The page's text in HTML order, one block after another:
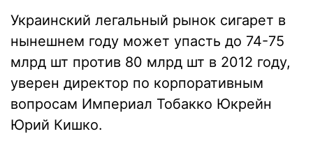
Украинский легальный рынок сигарет в
нынешнем году может упасть до 74-75
млрд шт против 80 млрд шт в 2012 году,
уверен директор по корпоративным
вопросам Империал Тобакко Юкрейн
Юрий Кишко.